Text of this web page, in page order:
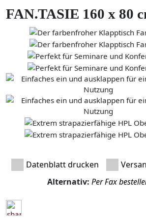
FAN.TASIE 160 x 80
Datenblatt drucken
Alternativ: Per Fax